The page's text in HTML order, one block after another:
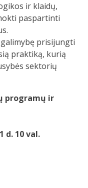
ir klaidų,
paspartinti
prisijungti
praktiką, kurią
sektorių
programų ir
d. 10 val.